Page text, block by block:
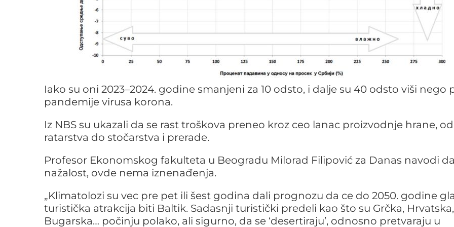
Iako su oni 2023–2024. godine smanjeni za 10 odsto, i dalje su 40 odsto viši nego
pandemije virusa korona.
Iz NBS su ukazali da se rast troškova preneo kroz ceo lanac proizvodnje hrane, od
ratarstva do stočarstva i prerade.
Profesor Ekonomskog fakulteta u Beogradu Milorad Filipović za Danas navodi
nažalost, ovde nema iznenađenja.
„Klimatolozi su vec pre pet ili šest godina dali prognozu da ce do 2050. godine
turistička atrakcija biti Baltik. Sadasnji turistički predeli kao što su Grčka, Hrvatska,
Bugarska… počinju polako, ali sigurno, da se ‘desertiraju’, odnosno pretvaraju u